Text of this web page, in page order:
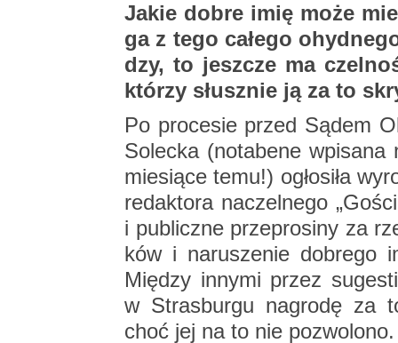
Jakie dobre imię może
ga z tego ca­łe­go
dzy, to jesz­cze ma
któ­rzy słusz­nie ją za to
Po pro­ce­sie przed Sądem
So­lec­ka (no­ta­be­ne
mie­sią­ce temu!) ogło­si­ła
re­dak­to­ra na­czel­ne­go
i pu­blicz­ne prze­pro­si­ny za
ków i na­ru­sze­nie do­bre­go
Mię­dzy in­ny­mi przez
w Stras­bur­gu na­gro­dę za
choć jej na to nie po­zwo­lo­no.